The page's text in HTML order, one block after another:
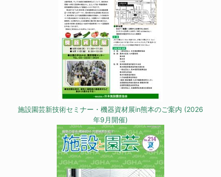
施設園芸新技術セミナー・機器資材展in熊本のご案内 (2026
年9月開催)